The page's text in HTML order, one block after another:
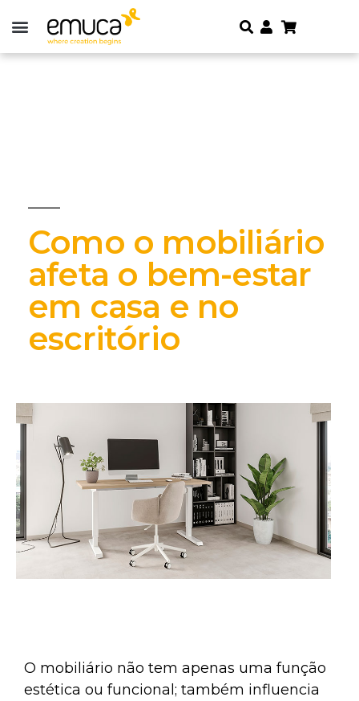
Como o mobiliário
afeta o bem-estar
em casa e no
escritório
O mobiliário não tem apenas uma função
estética ou funcional; também influencia